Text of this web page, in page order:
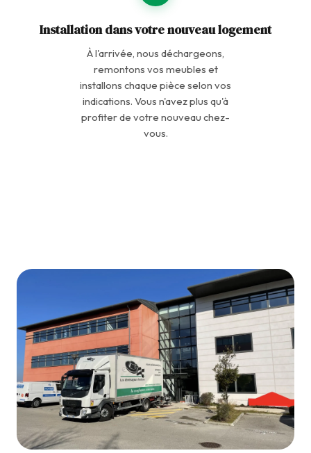
Installation dans votre nouveau logement
À l'arrivée, nous déchargeons,
remontons vos meubles et
installons chaque pièce selon vos
indications. Vous n'avez plus qu'à
profiter de votre nouveau chez-
vous.